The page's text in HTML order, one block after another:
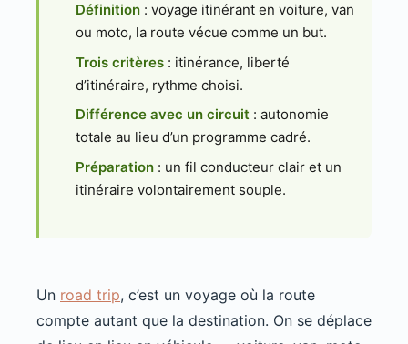
Définition : voyage itinérant en voiture, van
ou moto, la route vécue comme un but.
Trois critères : itinérance, liberté
d’itinéraire, rythme choisi.
Différence avec un circuit : autonomie
totale au lieu d’un programme cadré.
Préparation : un fil conducteur clair et un
itinéraire volontairement souple.
Un road trip, c’est un voyage où la route
compte autant que la destination. On se déplace